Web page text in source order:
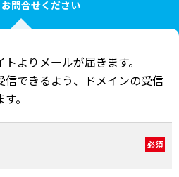
問合せください
よりメールが届きます。
できるよう、ドメインの受信
。
必須